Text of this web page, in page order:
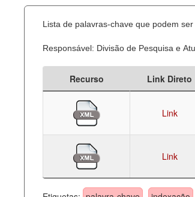
Lista de palavras-chave que podem
Responsável: Divisão de Pesquisa e
Recurso Link Direto
Link
Link